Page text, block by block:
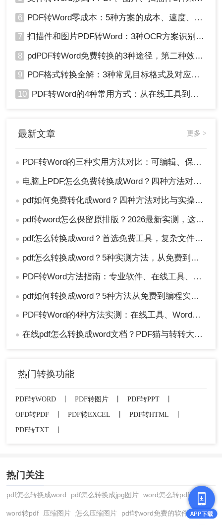
6 PDF转Word零成本：5种方案的成本、速度、精度对比！
7 扫描件和图片PDF转Word：3种OCR方案识别率实测！
8 pdPDF转Word免费转换的3种途径，第二种效率最高！
9 PDF格式转换全解：3种常见目标格式及对应操作方法！
10 PDF转Word的4种常用方式：从在线工具到桌面软件全梳理！
最新文章 更多 >
● PDF转Word的三种实用方法对比：可编辑、保格式、避风险！
● 电脑上PDF怎么免费转换成Word？四种方法对比与实操指南（附详细表格）!
● pdf如何免费转化成word？四种方法对比与实操指南（附详细表格）
● pdf转word怎么保留原排版？2026最新实测，这5种方法从免费到专业全搞定！
● pdf怎么转换成word？首选免费工具，复杂文件再上专业软件！
● pdf怎么转换成word？5种实测方法，从免费到专业全攻略！
● PDF转Word方法指南：专业软件、在线工具、Word内置与改后缀名4种方案对比！
● pdf如何转换成word？5种方法从免费到编程实测对比！
● PDF转Word的4种方法实测：在线工具、Word、Adobe与开源软件对比！！
● 在线pdf怎么转换成word文档？PDF猫与转转大师2种在线工具使用指南与功能对比！
热门转换功能
PDF转WORD PDF转图片 PDF转PPT
OFD转PDF
PDF转EXCEL PDF转HTML
PDF转TXT
热门关注
pdf怎么转换成word pdf怎么转换成jpg图片 word怎么转pdf
word转pdf 压缩图片 怎么压缩图片 pdf转word免费的软件